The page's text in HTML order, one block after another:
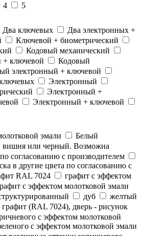
4
5
Два ключевых
Два электронныx +
Ключевой + биометрический
Кодовый механический
+ ключевой
Кодовый
электронный + ключевой
Электронный
Электронный +
Электронный + ключевой
эмали
Белый
вишня или черный. Возможна
согласованию с производителем
в другие цвета по согласованию с
RAL 7024
графит с эффектом
с эффектом молотковой эмали
дуб
желтый
графит (RAL 7024), дверь - рисунок
с эффектом молотковой
с эффектом молотковой эмали